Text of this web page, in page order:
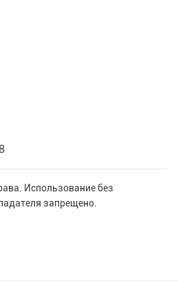
Использование без
запрещено.